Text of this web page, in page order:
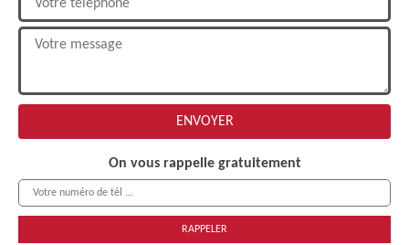
On vous rappelle gratuitement